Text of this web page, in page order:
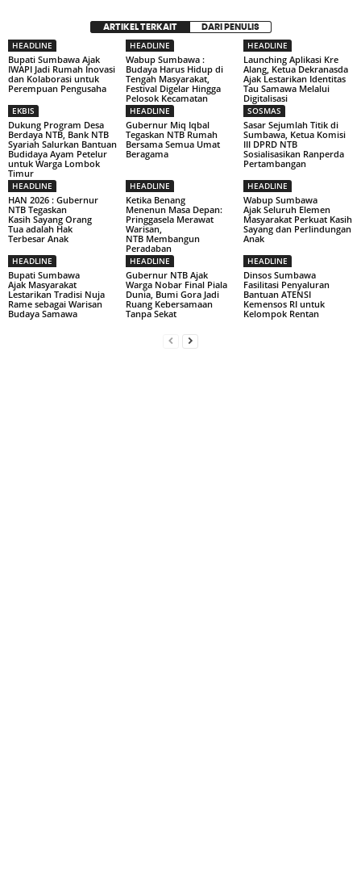
ARTIKEL TERKAIT DARI PENULIS
HEADLINE
Bupati Sumbawa Ajak
IWAPI Jadi Rumah Inovasi
dan Kolaborasi untuk
Perempuan Pengusaha
HEADLINE
Wabup Sumbawa :
Budaya Harus Hidup di
Tengah Masyarakat,
Festival Digelar Hingga
Pelosok Kecamatan
HEADLINE
Launching Aplikasi Kre
Alang, Ketua Dekranasda
Ajak Lestarikan Identitas
Tau Samawa Melalui
Digitalisasi
EKBIS
Dukung Program Desa
Berdaya NTB, Bank NTB
Syariah Salurkan Bantuan
Budidaya Ayam Petelur
untuk Warga Lombok
Timur
HEADLINE
Gubernur Miq Iqbal
Tegaskan NTB Rumah
Bersama Semua Umat
Beragama
SOSMAS
Sasar Sejumlah Titik di
Sumbawa, Ketua Komisi
III DPRD NTB
Sosialisasikan Ranperda
Pertambangan
HEADLINE
HAN 2026 : Gubernur
NTB Tegaskan
Kasih Sayang Orang
Tua adalah Hak
Terbesar Anak
HEADLINE
Ketika Benang
Menenun Masa Depan:
Pringgasela Merawat
Warisan,
NTB Membangun
Peradaban
HEADLINE
Wabup Sumbawa
Ajak Seluruh Elemen
Masyarakat Perkuat Kasih
Sayang dan Perlindungan
Anak
HEADLINE
Bupati Sumbawa
Ajak Masyarakat
Lestarikan Tradisi Nuja
Rame sebagai Warisan
Budaya Samawa
HEADLINE
Gubernur NTB Ajak
Warga Nobar Final Piala
Dunia, Bumi Gora Jadi
Ruang Kebersamaan
Tanpa Sekat
HEADLINE
Dinsos Sumbawa
Fasilitasi Penyaluran
Bantuan ATENSI
Kemensos RI untuk
Kelompok Rentan